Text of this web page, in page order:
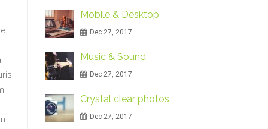
Mobile & Desktop
Dec 27, 2017
Music & Sound
Dec 27, 2017
Crystal clear photos
Dec 27, 2017